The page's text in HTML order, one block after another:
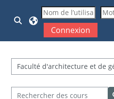
Passer au contenu principal
Activer/désactiver la
Connexion
Catégories de cours
Rechercher des cours